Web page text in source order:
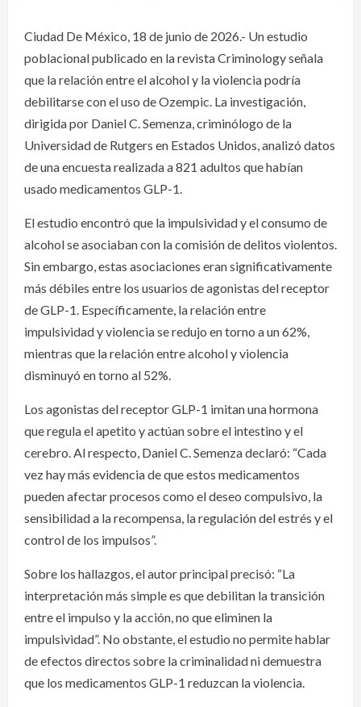
Ciudad De México, 18 de junio de 2026.- Un estudio
poblacional publicado en la revista Criminology señala
que la relación entre el alcohol y la violencia podría
debilitarse con el uso de Ozempic. La investigación,
dirigida por Daniel C. Semenza, criminólogo de la
Universidad de Rutgers en Estados Unidos, analizó datos
de una encuesta realizada a 821 adultos que habían
usado medicamentos GLP-1.
El estudio encontró que la impulsividad y el consumo de
alcohol se asociaban con la comisión de delitos violentos.
Sin embargo, estas asociaciones eran significativamente
más débiles entre los usuarios de agonistas del receptor
de GLP-1. Específicamente, la relación entre
impulsividad y violencia se redujo en torno a un 62%,
mientras que la relación entre alcohol y violencia
disminuyó en torno al 52%.
Los agonistas del receptor GLP-1 imitan una hormona
que regula el apetito y actúan sobre el intestino y el
cerebro. Al respecto, Daniel C. Semenza declaró: “Cada
vez hay más evidencia de que estos medicamentos
pueden afectar procesos como el deseo compulsivo, la
sensibilidad a la recompensa, la regulación del estrés y el
control de los impulsos”.
Sobre los hallazgos, el autor principal precisó: “La
interpretación más simple es que debilitan la transición
entre el impulso y la acción, no que eliminen la
impulsividad”. No obstante, el estudio no permite hablar
de efectos directos sobre la criminalidad ni demuestra
que los medicamentos GLP-1 reduzcan la violencia.